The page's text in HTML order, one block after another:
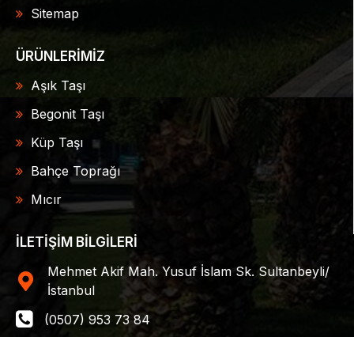
Sitemap
ÜRÜNLERİMİZ
Aşık Taşı
Begonit Taşı
Küp Taşı
Bahçe Toprağı
Mıcır
İLETİŞİM BİLGİLERİ
Mehmet Akif Mah. Yusuf İslam Sk. Sultanbeyli/
İstanbul
(0507) 953 73 84